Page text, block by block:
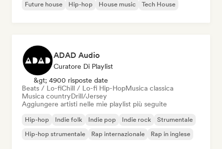
Future house
Hip-hop House music Tech House
ADAD Audio
Curatore Di Playlist
&gt; 4900 risposte date
Beats / Lo-fiChill / Lo-fi Hip-HopMusica classica
Musica countryDrill/Jersey
Aggiungere artisti nelle mie playlist più seguite
Hip-hop Indie folk Indie pop Indie rock
Strumentale
Hip-hop strumentale
Rap internazionale Rap in inglese